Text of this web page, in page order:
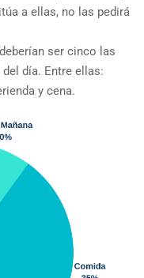
a ellas, no las pedirá
ser cinco las
día. Entre ellas:
y cena.